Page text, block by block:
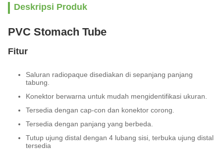
Deskripsi Produk
PVC Stomach Tube
Fitur
Saluran radiopaque disediakan di sepanjang panjang
tabung.
Konektor berwarna untuk mudah mengidentifikasi ukuran.
Tersedia dengan cap-con dan konektor corong.
Tersedia dengan panjang yang berbeda.
Tutup ujung distal dengan 4 lubang sisi, terbuka ujung distal
tersedia